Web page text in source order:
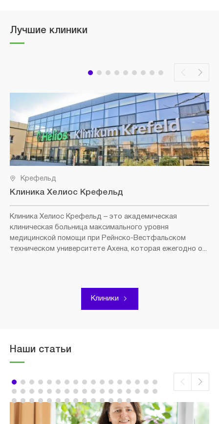
Лучшие клиники
Крефельд
Клиника Хелиос Крефельд
Клиника Хелиос Крефельд – это академическая
клиническая больница максимального уровня
медицинской помощи при Рейнско-Вестфальском
техническом университете Ахена, которая ежегодно о...
Клиники
Наши статьи